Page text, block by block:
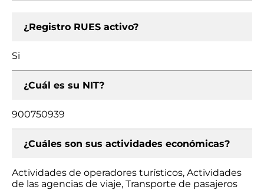
¿Registro RUES activo?
Si
¿Cuál es su NIT?
900750939
¿Cuáles son sus actividades económicas?
Actividades de operadores turísticos, Actividades
de las agencias de viaje, Transporte de pasajeros